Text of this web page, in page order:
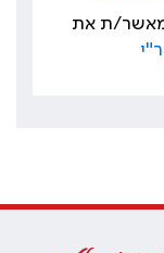
מאשר/ת את